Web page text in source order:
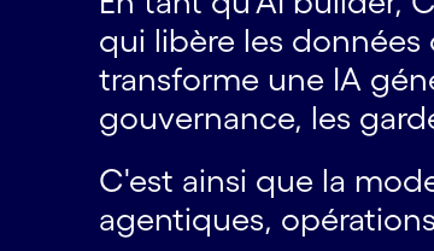
qui libère les
transforme une IA
gouvernance, les
C'est ainsi que la
agentiques,